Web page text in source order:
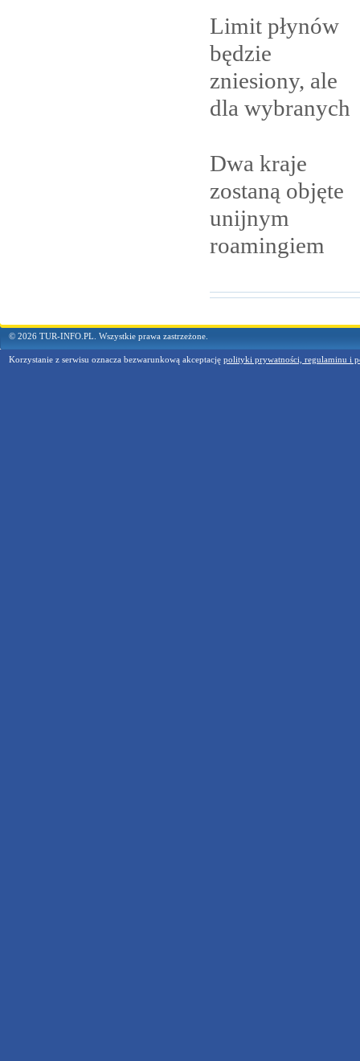
Limit płynów
będzie
zniesiony, ale
dla wybranych
Dwa kraje
zostaną objęte
unijnym
roamingiem
© 2026 TUR-INFO.PL. Wszystkie prawa zastrzeżone.
Korzystanie z serwisu oznacza bezwarunkową akceptację polityki prywatności, regulaminu i